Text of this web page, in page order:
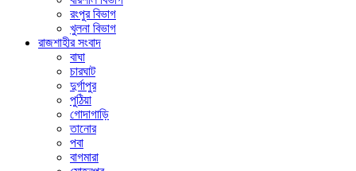
রংপুর বিভাগ
খুলনা বিভাগ
রাজশাহীর সংবাদ
বাঘা
চারঘাট
দুর্গাপুর
পুঠিয়া
গোদাগাড়ি
তানোর
পবা
বাগমারা